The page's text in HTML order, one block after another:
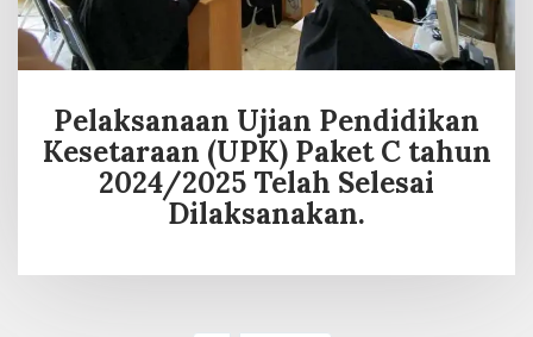
Pelaksanaan Ujian Pendidikan
Kesetaraan (UPK) Paket C tahun
2024/2025 Telah Selesai
Dilaksanakan.